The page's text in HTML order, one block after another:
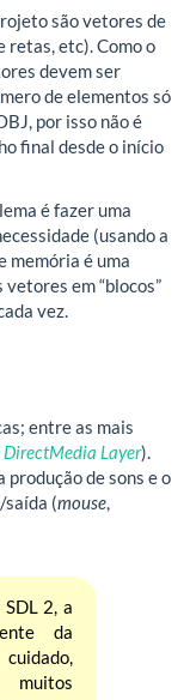
são vetores de
retas, etc). Como o
devem ser
de elementos só
por isso não é
final desde o início
é fazer uma
(usando a
memória é uma
em “blocos”
vez.
entre as mais
DirectMedia Layer).
de sons e o
(mouse,
2, a
da